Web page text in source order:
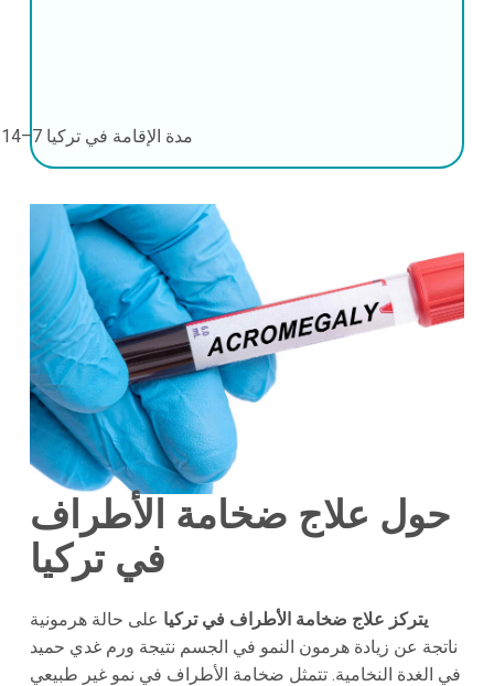
مدة الإقامة في تركيا 7–14 أيام
حول علاج ضخامة الأطراف
في تركيا
يتركز علاج ضخامة الأطراف في تركيا على حالة هرمونية
ناتجة عن زيادة هرمون النمو في الجسم نتيجة ورم غدي حميد
في الغدة النخامية. تتمثل ضخامة الأطراف في نمو غير طبيعي